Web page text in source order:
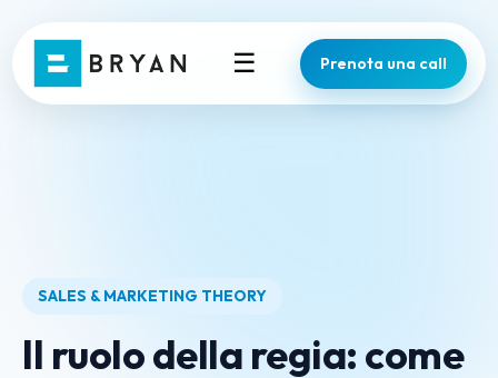
☰ Prenota una call
SALES & MARKETING THEORY
Il ruolo della regia: come